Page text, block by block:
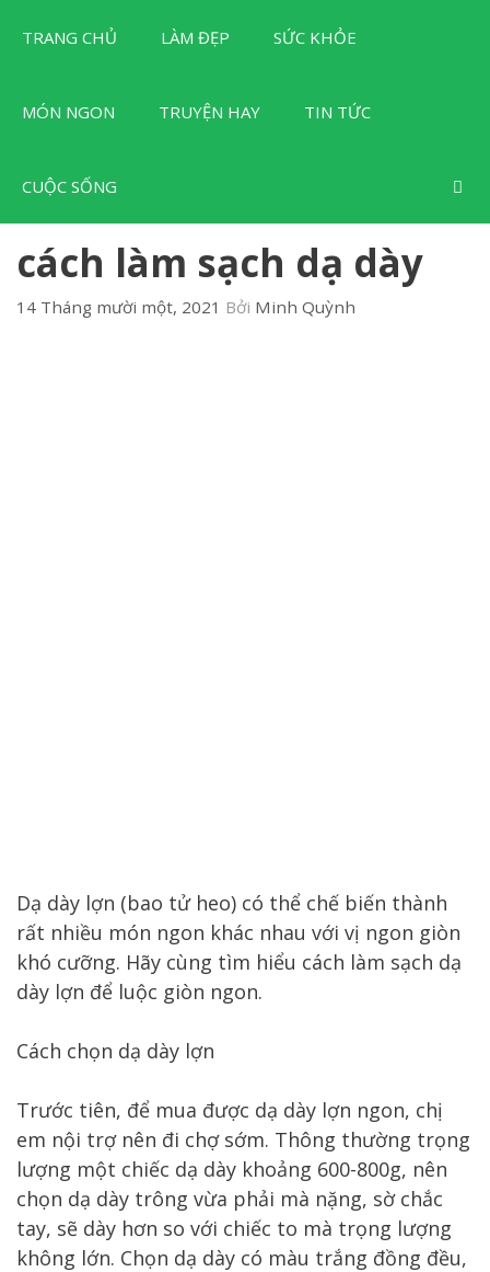
đến
dung
TRANG CHỦ LÀM ĐẸP SỨC KHỎE
MÓN NGON TRUYỆN HAY TIN TỨC
CUỘC SỐNG
cách làm sạch dạ dày
14 Tháng mười một, 2021 Bởi Minh Quỳnh
Dạ dày lợn (bao tử heo) có thể chế biến thành
rất nhiều món ngon khác nhau với vị ngon giòn
khó cưỡng. Hãy cùng tìm hiểu cách làm sạch dạ
dày lợn để luộc giòn ngon.
Cách chọn dạ dày lợn
Trước tiên, để mua được dạ dày lợn ngon, chị
em nội trợ nên đi chợ sớm. Thông thường trọng
lượng một chiếc dạ dày khoảng 600-800g, nên
chọn dạ dày trông vừa phải mà nặng, sờ chắc
tay, sẽ dày hơn so với chiếc to mà trọng lượng
không lớn. Chọn dạ dày có màu trắng đồng đều,